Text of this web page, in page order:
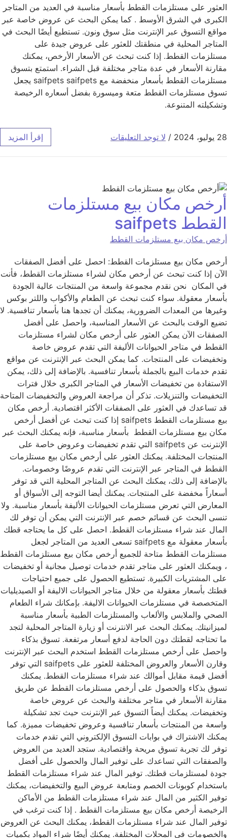
العثور على مستلزمات القطط بأسعار مناسبة في العديد من المتاجر
الكبرى في الشرق الأوسط . كما يمكن البحث عن عروض خاصة عبر
مواقع التسوق عبر الإنترنت مثل سوق ونون. تستطيع أيضًا البحث في
المتاجر المحلية في منطقتك للعثور على عروض جيدة على
مستلزمات القطط. إذا كنت تبحث عن الأسعار الأرخص، يمكنك
مقارنة الأسعار في عدة متاجر مختلفة قبل الشراء. استمتع بتسوق
مستلزمات القطط بأسعار منخفضة مع saifpets saifpets يجعل
تسوق مستلزمات القطط متعة وميسورة بفضل أسعاره الرخيصة
وتشكيلته المتنوعة.
28 يوليو، 2024 / لا توجد التعليقات إقرأ المزيد
أرخص مكان بيع مستلزمات
القطط saifpets
أرخص مكان بيع مستلزمات القطط
أرخص مكان بيع مستلزمات القطط: احصل على أفضل الصفقات
الآن إذا كنت تبحث عن أرخص مكان لشراء مستلزمات القطط، فأنت
في المكان نحن نقدم مجموعة واسعة من المنتجات عالية الجودة
بأسعار معقولة. سواء كنت تبحث عن الطعام والأكواب واللتر بوكس
وغيرها من المعدات الضرورية، يمكنك أن تجدها هنا بأسعار تنافسية. لا
تضيع الوقت بالبحث عن الأسعار المناسبة، واحصل على أفضل
الصفقات الآن يمكن العثور على أرخص مكان لشراء مستلزمات
القطط في متاجر الحيوانات الأليفة التي تقدم عروض خاصة
وتخفيضات على المنتجات. كما يمكن البحث عبر الإنترنت عن مواقع
تقدم خدمات البيع بالجملة بأسعار تنافسية. بالإضافة إلى ذلك، يمكن
الاستفادة من تخفيضات الأسعار في المتاجر الكبرى خلال فترات
التخفيضات والتنزيلات. تذكر أن مراجعة العروض والتخفيضات المتاحة
قد تساعدك في العثور على الصفقات الأكثر اقتصادية. أرخص مكان
بيع مستلزمات القطط saifpets إذا كنت تبحث عن أفضل أرخص
مكان بيع مستلزمات القطط بأسعار مناسبة، فإنه يمكنك البحث عبر
الإنترنت عن saifpets التي تقدم تخفيضات وعروض خاصة على
المنتجات المختلفة. يمكنك العثور على أرخص مكان بيع مستلزمات
القطط في المتاجر عبر الإنترنت التي تقدم عروضًا وخصومات.
بالإضافة إلى ذلك، يمكنك البحث عن المتاجر المحلية التي قد توفر
أسعاراً مخفضة على المنتجات. يمكنك أيضا التوجه إلى الأسواق أو
المعارض التي تعرض مستلزمات الحيوانات الأليفة بأسعار مناسبة. ولا
تنسى البحث عن قسائم خصم عبر الإنترنت التي يمكن أن توفر لك
المال عند شراء مستلزمات القطط. احصل على كل ما يحتاجه قطك
بأسعار معقولة مع saifpets تسعى العديد من المتاجر لجعل
مستلزمات القطط متاحة للجميع أرخص مكان بيع مستلزمات القطط
، ويمكنك العثور على متاجر تقدم خدمات توصيل مجانية أو تخفيضات
على المشتريات الكبيرة. تستطيع الحصول على جميع احتياجات
قطتك بأسعار معقولة من خلال متاجر الحيوانات الاليفة أو الصيديليات
المتخصصة في مستلزمات الحيوانات الاليفة. بإمكانك شراء الطعام
الصحي والملابس والألعاب والمستلزمات الطبية بأسعار مناسبة
لميزانيتك. يمكنك البحث عبر الانترنت أو زيارة المتاجر المحلية لتجد
ما تحتاجه لقطتك دون الحاجة لدفع أسعار مرتفعة. تسوق بذكاء
واحصل على أرخص مستلزمات القطط استخدم البحث عبر الإنترنت
وقارن الأسعار والعروض المختلفة للعثور على saifpets التي توفر
أفضل قيمة مقابل أموالك عند شراء مستلزمات القطط. يمكنك
تسوق بذكاء والحصول على أرخص مستلزمات القطط عن طريق
مقارنة الأسعار في متاجر مختلفة والبحث عن عروض خاصة
وتخفيضات. يمكنك أيضاً التسوق عبر الإنترنت حيث تجد تشكيلة
واسعة من المنتجات بأسعار تنافسية وعروض تخفيضات مميزة. كما
يمكنك الاشتراك في بوابات التسوق الإلكتروني التي تقدم خدمات
توفر لك تجربة تسوق مريحة واقتصادية. ستجد العديد من العروض
والصفقات التي تساعدك على توفير المال والحصول على أفضل
جودة لمستلزمات قطتك. توفير المال عند شراء مستلزمات القطط
باستخدام كوبونات الخصم ومتابعة عروض البيع والتخفيضات، يمكنك
توفير الكثير من المال عند شراء مستلزمات القطط من الأماكن
الرخيصة أرخص مكان بيع مستلزمات القطط . إذا كنت ترغب في
توفير المال عند شراء مستلزمات القطط، يمكنك البحث عن العروض
والخصومات في المحلات المختلفة. يمكنك أيضًا شراء المواد بكميات